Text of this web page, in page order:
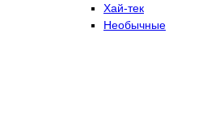
Хай-тек
Необычные